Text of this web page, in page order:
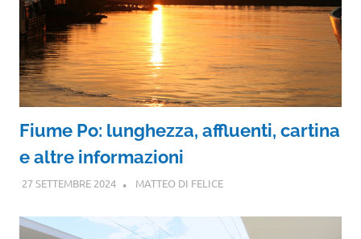
Fiume Po: lunghezza, affluenti, cartina
e altre informazioni
27 SETTEMBRE 2024 MATTEO DI FELICE